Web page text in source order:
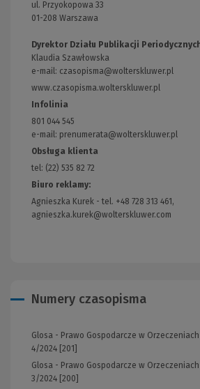
ul. Przyokopowa 33
01-208 Warszawa
Dyrektor Działu Publikacji
Klaudia Szawłowska
e-mail: czasopisma@wolterskluwer.pl
www.czasopisma.wolterskluwer.pl
Infolinia
801 044 545
e-mail: prenumerata@wolterskluwer.pl
Obsługa klienta
tel: (22) 535 82 72
Biuro reklamy:
Agnieszka Kurek - tel. +48 728 313 461,
agnieszka.kurek@wolterskluwer.com
Numery czasopisma
Glosa - Prawo Gospodarcze w
4/2024 [201]
Glosa - Prawo Gospodarcze w
3/2024 [200]